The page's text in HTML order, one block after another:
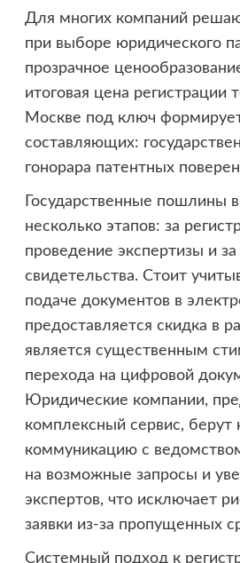
Для многих компаний
при выборе юридического
прозрачное
итоговая цена регистрации
Москве под ключ
составляющих:
гонорара патентных
Государственные пошлины
несколько этапов: за
проведение экспертизы и
свидетельства. Стоит
подаче документов в
предоставляется скидка в
является существенным
перехода на цифровой
Юридические компании,
комплексный сервис, берут
коммуникацию с
на возможные запросы и
экспертов, что исключает
заявки из-за пропущенных
Системный подход к